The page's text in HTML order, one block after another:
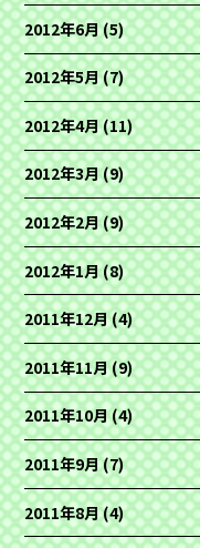
2012年6月(5)
2012年5月(7)
2012年4月(11)
2012年3月(9)
2012年2月(9)
2012年1月(8)
2011年12月(4)
2011年11月(9)
2011年10月(4)
2011年9月(7)
2011年8月(4)